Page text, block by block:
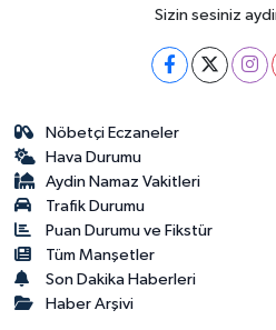
Sizin sesiniz
Nöbetçi Eczaneler
Hava Durumu
Aydin Namaz Vakitleri
Trafik Durumu
Puan Durumu ve Fikstür
Tüm Manşetler
Son Dakika Haberleri
Haber Arşivi